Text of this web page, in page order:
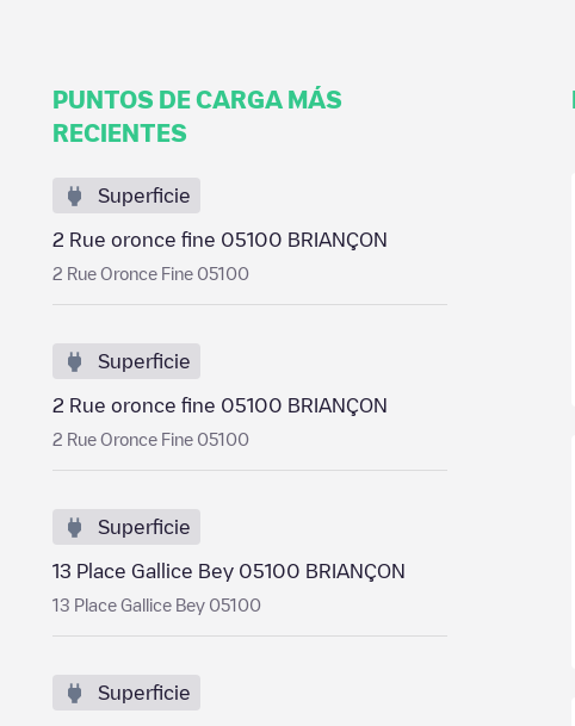
PUNTOS DE CARGA MÁS
RECIENTES
Superficie
2 Rue oronce fine 05100 BRIANÇON
2 Rue Oronce Fine 05100
Superficie
2 Rue oronce fine 05100 BRIANÇON
2 Rue Oronce Fine 05100
Superficie
13 Place Gallice Bey 05100 BRIANÇON
13 Place Gallice Bey 05100
Superficie